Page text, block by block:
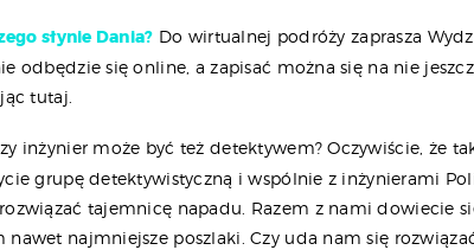
słynie Dania? Do wirtualnej podróży zaprasza
odbędzie się online, a zapisać można się na nie
tutaj.
inżynier może być też detektywem? Oczywiście, że
grupę detektywistyczną i wspólnie z inżynierami
tajemnicę napadu. Razem z nami dowiecie
najmniejsze poszlaki. Czy uda nam się